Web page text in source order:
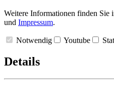
Weitere Informationen finden Sie
und Impressum.
Notwendig Youtube
Details